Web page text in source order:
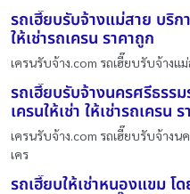
รถเฮี๊ยบรับจ้างแม่สาย บริก
ให้เช่ารถเครน ราคาถูก
เครนรับจ้าง.com รถเฮี๊ยบรับจ้างแ
รถเฮี๊ยบรับจ้างนครศรีธรร
เครนให้เช่า ให้เช่ารถเครน
เครนรับจ้าง.com รถเฮี๊ยบรับจ้างน
เคร
รถเฮี๊ยบให้เช่าหนองแขม โ